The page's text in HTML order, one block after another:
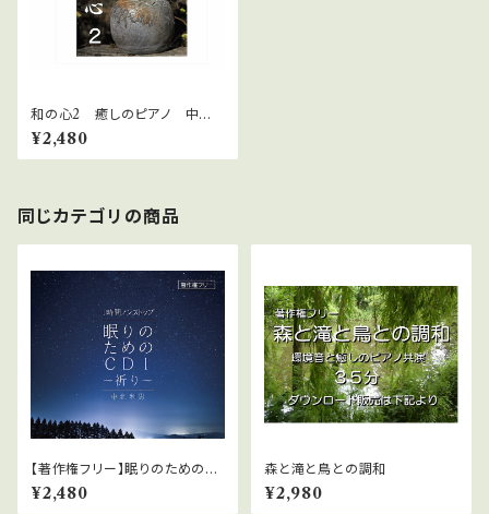
和の心2 癒しのピアノ 中北
利男
¥2,480
同じカテゴリの商品
【著作権フリー】眠りのためのC
D1「祈り」中北利男
¥2,480
森と滝と鳥との調和
¥2,980